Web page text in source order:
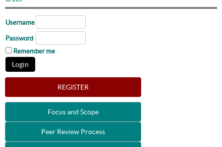
Username
Password
Remember me
REGISTER
Focus and Scope
Peer Review Process